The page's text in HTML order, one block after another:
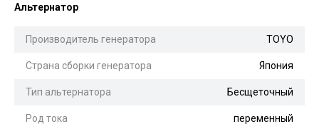
Альтернатор
Производитель генератора TOYO
Страна сборки генератора Япония
Тип альтернатора Бесщеточный
Род тока переменный